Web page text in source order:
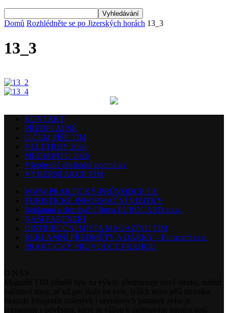
Domů Rozhlédněte se po Jizerských horách 13_3
13_3
KONTAKT
PŘEDPLATNÉ
O ČEM PÍŠE TIM
VELETRHY 2026
MEDIAINFO 2026
Všeobecné obchodní podmínky
VÝHERNÍ AKCE TIM
WWW.PRAKTICKÝ-PRŮVODCE.CZ
TURISTICKÉ INFORMAČNÍ VIZITKY
Reklamní a distribuční firma EUROCARD s.r.o.
NAŠI PARTNEŘI
DISTRIBUČNÍ MÍSTA MAGAZÍNU TIM
REKLAMNÍ PŘEDMĚTY A DÁRKY – Eurocard s.r.o.
PRAKTICKÝ PRŮVODCE PRAHOU